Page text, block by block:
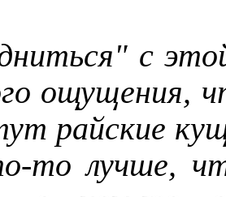
с
ощущения,
райские
то лучше,